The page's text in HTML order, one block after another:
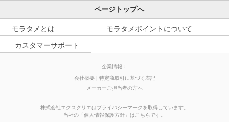
ページトップへ
モラタメとは モラタメポイントについて
カスタマーサポート
企業情報：
会社概要
特定商取引に基づく表記
メーカーご担当者の方へ
株式会社エクスクリエはプライバシーマークを取得しています。
当社の 「個人情報保護方針 」はこちらです。